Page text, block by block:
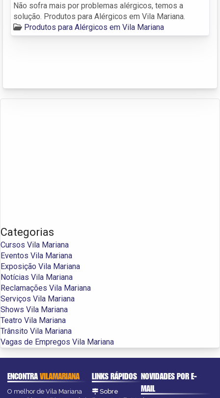
Não sofra mais por problemas alérgicos, temos a
solução. Produtos para Alérgicos em Vila Mariana.
Produtos para Alérgicos em Vila Mariana
Categorias
Cursos Vila Mariana
Eventos Vila Mariana
Exposição Vila Mariana
Notícias Vila Mariana
Reclamações Vila Mariana
Serviços Vila Mariana
Shows Vila Mariana
Teatro Vila Mariana
Trânsito Vila Mariana
Vagas de Empregos Vila Mariana
ENCONTRAVILAMARIANA
O melhor de Vila Mariana
LINKS RÁPIDOS
Sobre
NOVIDADES POR E-
MAIL